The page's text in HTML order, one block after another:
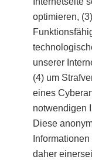
optimieren,
unserer
(4) um
eines
notwendigen
Diese
daher